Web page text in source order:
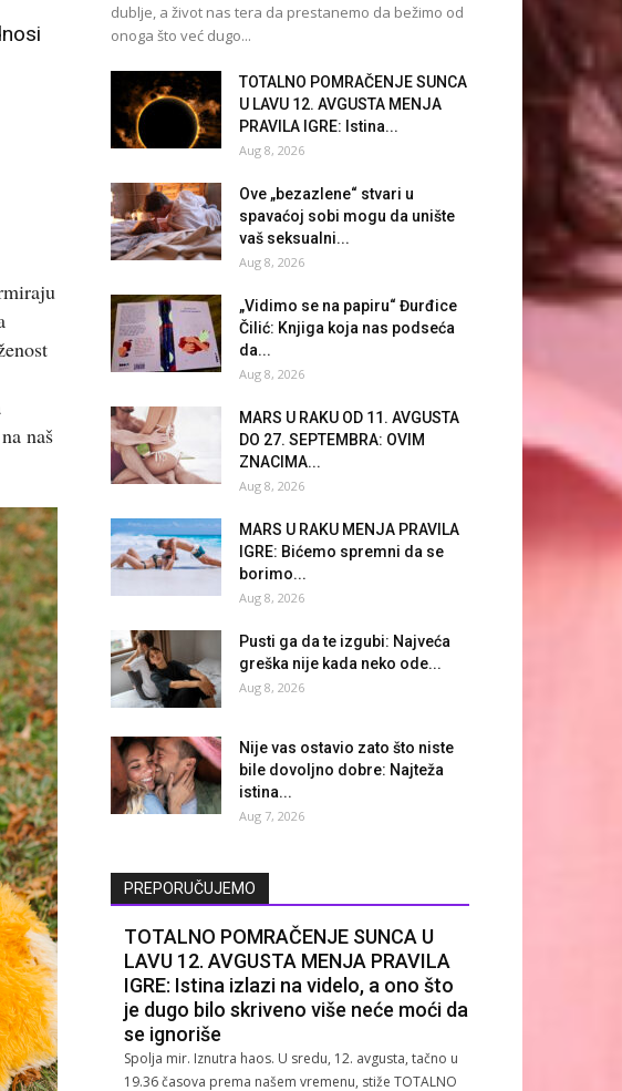
naš
dublje, a život nas tera da prestanemo da bežimo od
onoga što već dugo...
TOTALNO POMRAČENJE SUNCA
U LAVU 12. AVGUSTA MENJA
PRAVILA IGRE: Istina...
Aug 8, 2026
Ove „bezazlene“ stvari u
spavaćoj sobi mogu da unište
vaš seksualni...
Aug 8, 2026
„Vidimo se na papiru“ Đurđice
Čilić: Knjiga koja nas podseća
da...
Aug 8, 2026
MARS U RAKU OD 11. AVGUSTA
DO 27. SEPTEMBRA: OVIM
ZNACIMA...
Aug 8, 2026
MARS U RAKU MENJA PRAVILA
IGRE: Bićemo spremni da se
borimo...
Aug 8, 2026
Pusti ga da te izgubi: Najveća
greška nije kada neko ode...
Aug 8, 2026
Nije vas ostavio zato što niste
bile dovoljno dobre: Najteža
istina...
Aug 7, 2026
PREPORUČUJEMO
TOTALNO POMRAČENJE SUNCA U
LAVU 12. AVGUSTA MENJA PRAVILA
IGRE: Istina izlazi na videlo, a ono što
je dugo bilo skriveno više neće moći da
se ignoriše
Spolja mir. Iznutra haos. U sredu, 12. avgusta, tačno u
19.36 časova prema našem vremenu, stiže TOTALNO